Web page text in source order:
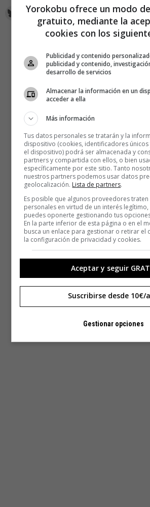
Yorokobu ofrece un modo
gratuito, mediante la
cookies con los
Publicidad y contenido
publicidad y contenido,
desarrollo de servicios
Almacenar la información en un
acceder a ella
Más información
Tus datos personales se tratarán y la
dispositivo (cookies, identificadores
el dispositivo) podrá ser almacenada y
partners y compartida con ellos, o bien
específicamente por este sitio. Tanto
nuestros partners podemos usar datos
geolocalización. Lista de partners.
Es posible que algunos proveedores
personales en virtud de un interés
puedes oponerte gestionando tus
En la parte inferior de esta página o en el
busca un enlace para gestionar o retirar el
la configuración de privacidad y cookies.
Aceptar y seguir
Suscribirse desde 10€/
Gestionar opciones